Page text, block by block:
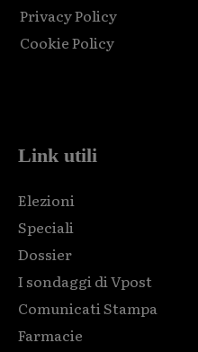
Privacy Policy
Cookie Policy
Link utili
Elezioni
Speciali
Dossier
I sondaggi di Vpost
Comunicati Stampa
Farmacie